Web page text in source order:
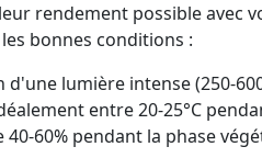
rendement possible avec
bonnes conditions :
d'une lumière intense (250-
entre 20-25°C
40-60% pendant la phase